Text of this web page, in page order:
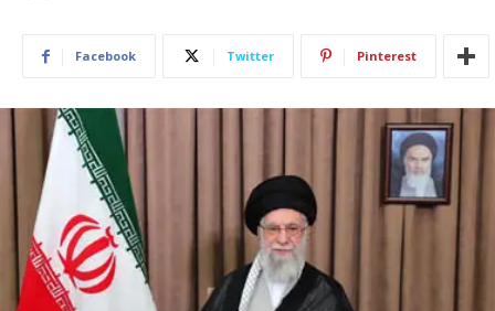
Facebook Twitter Pinterest